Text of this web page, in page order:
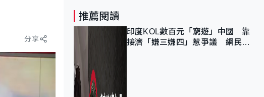
分享
推薦閱讀
印度KOL數百元「窮遊」中國 靠
接濟「嫌三嫌四」惹爭議 網民：